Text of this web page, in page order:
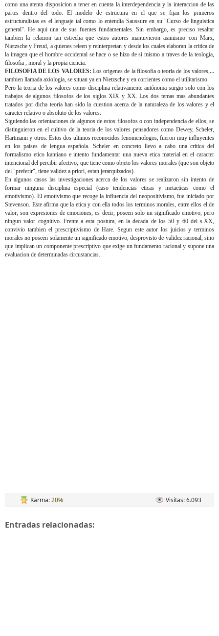
como una atenta disposicion a tener en cuenta la interdependencia y la interaccion de las
partes dentro del todo. El modelo de estructura en el que se fijan los primeros
estructuralistas es el lenguaje tal como lo entendia Saussure en su "Curso de linguistica
general". He aqui una de sus fuentes fundamentales. Sin embargo, es preciso resaltar
tambien la relacion tan estrecha que estos autores mantuvieron asimismo con Marx,
Nietzsche y Freud, a quienes releen y reinterpretan y desde los cuales elaboran la critica de
la imagen que el hombre occidental se hace o se hizo de si mismo a traves de la teologia,
filosofia , moral y la propia ciencia.
FILOSOFIA DE LOS VALORES: Los origenes de la filosofia o teoria de los valores, o
tambien llamada axiologia, se situan ya en Nietzsche y en corrientes como el utilitarismo.
Pero la teoria de los valores como disciplina relativamente autónoma surgio solo con los
trabajos de algunos filosofos de los siglos XIX y XX. Los dos temas mas abundantes
tratados por dicha teoria han sido la cuestion acerca de la naturaleza de los valores y el
caracter relativo o absoluto de los valores.
Siguiendo las orientaciones de algunos de estos filosofos o con independencia de ellos, se
distinguieron en el cultivo de la teoria de los valores pensadores como Dewey, Scheler,
Hartmann y otros. Estos dos ultimos reconocidos fenomenologos, fueron muy influyentes
en los paises de lengua española. Scheler en concreto llevo a cabo una critica del
formalismo etico kantiano e intento fundamentar una nueva etica material en el caracter
intencional del percibir afectivo, que tiene como objeto los valores morales (que son objeto
del "preferir", tiene validez a priori, estan jerarquizados).
En algunos casos las investigaciones acerca de los valores se realizaron sin intento de
formar ninguna disciplina especial (caso tendencias eticas y metaeticas como el
emotivismo). El emotivismo que recoge la influencia del neopositivismo, fue iniciado por
Stevenson. Este afirma que la etica y con ella todos los terminos morales, entre ellos el de
valor, son expresiones de emociones, es decir, poseen solo un significado emotivo, pero
ningun valor cognitivo. Frente a esta postura, en la decada de los 50 y 60 del s.XX,
convivio tambien el prescriptivismo de Hare. Segun este autor los juicios y terminos
morales no poseen solamente un significado emotivo, desprovisto de validez racional, sino
que implican un componente prescriptivo que exige un fundamento racional y supone una
evaluacion de determinadas circustancias.
Karma:20% Visitas: 6.093
Entradas relacionadas: